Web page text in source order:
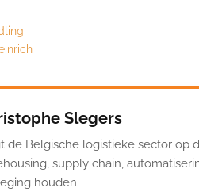
Slegers
de Belgische logistieke sector op
supply chain,
houden.